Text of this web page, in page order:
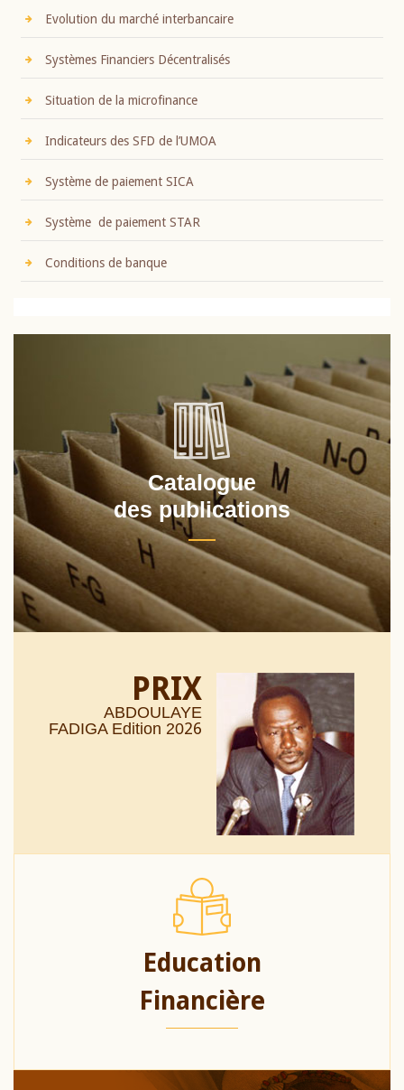
Evolution du marché interbancaire
Systèmes Financiers Décentralisés
Situation de la microfinance
Indicateurs des SFD de l’UMOA
Système de paiement SICA
Système de paiement STAR
Conditions de banque
Catalogue
des publications
PRIX
ABDOULAYE
FADIGA Edition 2026
Education
Financière